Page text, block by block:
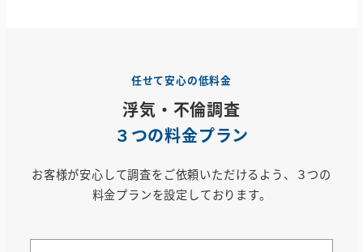
任せて安心の低料金
浮気・不倫調査
３つの料金プラン
お客様が安心して調査をご依頼いただけるよう、３つの
料金プランを設定しております。